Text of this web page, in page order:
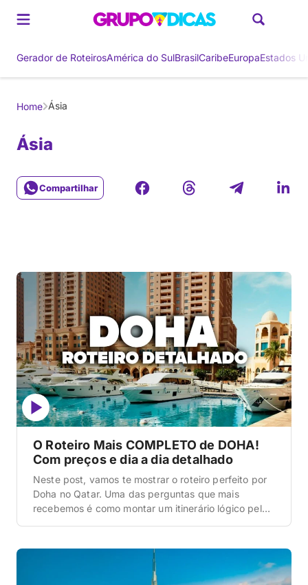
Gerador de RoteirosAmérica do SulBrasilCaribeEuropaEstados
Home Ásia
Ásia
Compartilhar
O Roteiro Mais COMPLETO de DOHA!
Com preços e dia a dia detalhado
Neste post, vamos te mostrar o roteiro perfeito por
Doha no Qatar. Uma das perguntas que mais
recebemos é como montar um itinerário lógico pela
que é um desperdício. Doha é uma cidade futurista,